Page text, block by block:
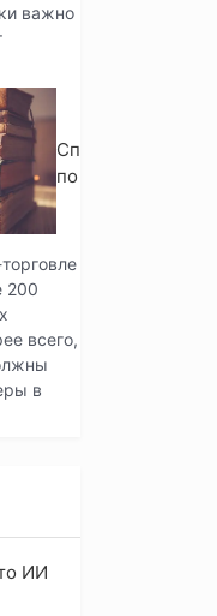
важно
Справочник
по SEO
200
всего,
в
ИИ